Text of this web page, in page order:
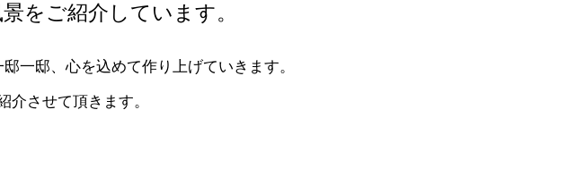
をご紹介しています。
一邸、心を込めて作り上げていきます。
介させて頂きます。